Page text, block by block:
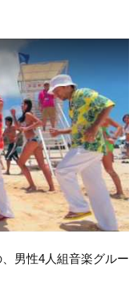
男性4人組音楽グルー